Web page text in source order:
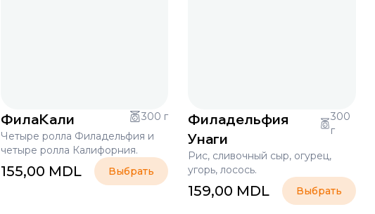
ФилаКали
300 г
Четыре ролла Филадельфия и
четыре ролла Калифорния.
155,00 MDL Выбрать
Филадельфия
Унаги
300
г
Рис, сливочный сыр, огурец,
угорь, лосось.
159,00 MDL Выбрать